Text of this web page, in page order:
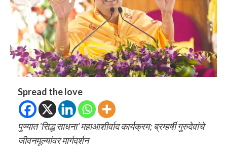
Spread the love
पुण्यात ‘सिद्ध साधना’ महाआशीर्वाद कार्यक्रम; ब्रम्हर्षी गुरुदेवांचे
जीवनमूल्यांवर मार्गदर्शन